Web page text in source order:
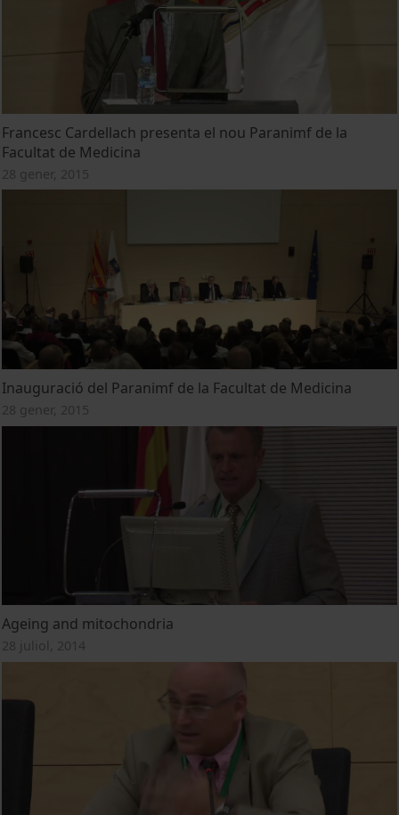
Francesc Cardellach presenta el nou Paranimf de la
Facultat de Medicina
28 gener, 2015
Inauguració del Paranimf de la Facultat de Medicina
28 gener, 2015
Ageing and mitochondria
28 juliol, 2014